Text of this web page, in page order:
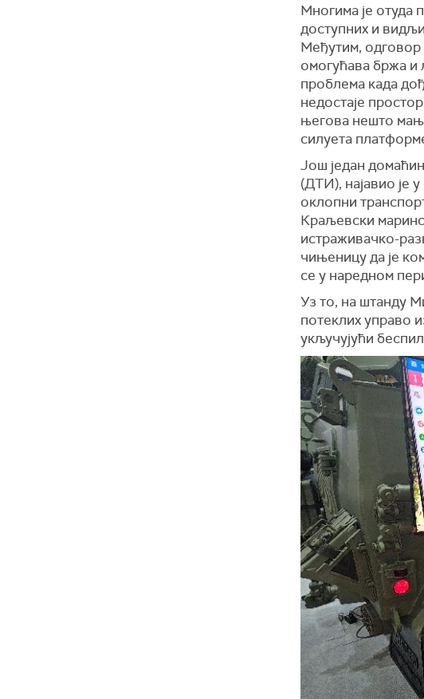
Многима је отуда
доступних и
Међутим, одговор
омогућава бржа и
проблема када
недостаје
његова нешто
силуета
Још један
(ДТИ), најавио је
оклопни
Краљевски
истраживачко-
чињеницу да је
се у наредном
Уз то, на штанду
потеклих управо
укључујући